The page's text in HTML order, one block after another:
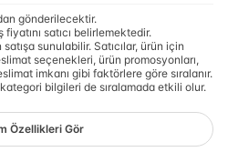
gönderilecektir.
satıcı belirlemektedir.
sunulabilir. Satıcılar, ürün için
seçenekleri, ürün promosyonları,
imkanı gibi faktörlere göre sıralanır.
bilgileri de sıralamada etkili olur.
Özellikleri Gör